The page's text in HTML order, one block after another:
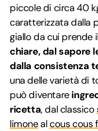
piccole di circa 40
caratterizzata dalla
giallo da cui prende
chiare, dal sapore
dalla consistenza
una delle varietà di
può diventare
ricetta, dal classico
limoneal cous cous